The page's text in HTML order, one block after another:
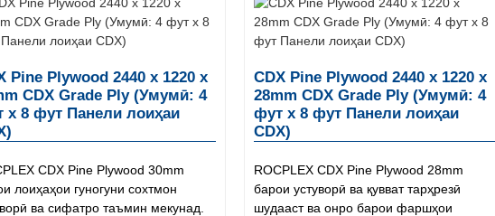
Pine Plywood 2440 x 1220 x
CDX Grade Ply (Умумӣ: 4
x 8 фут Панели лоиҳаи
CDX Pine Plywood 30mm
лоиҳаҳои гуногуни сохтмон
ва сифатро таъмин мекунад.
CDX Pine Plywood 2440 x 1220 x
28mm CDX Grade Ply (Умумӣ: 4
фут x 8 фут Панели лоиҳаи
CDX)
ROCPLEX CDX Pine Plywood 28mm
барои устуворӣ ва қувват тарҳрезӣ
шудааст ва онро барои фаршҳои